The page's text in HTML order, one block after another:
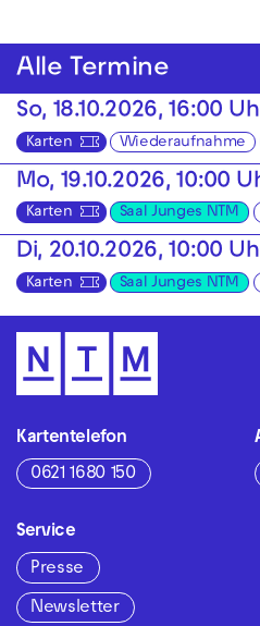
Alle Termine
So, 18.10.2026, 16:00
Karten Wiederaufnahme
Mo, 19.10.2026, 10:00
Karten Saal Junges NTM
Di, 20.10.2026, 10:00
Karten Saal Junges NTM
Kartentelefon
0621 1680 150
Service
Presse
Newsletter